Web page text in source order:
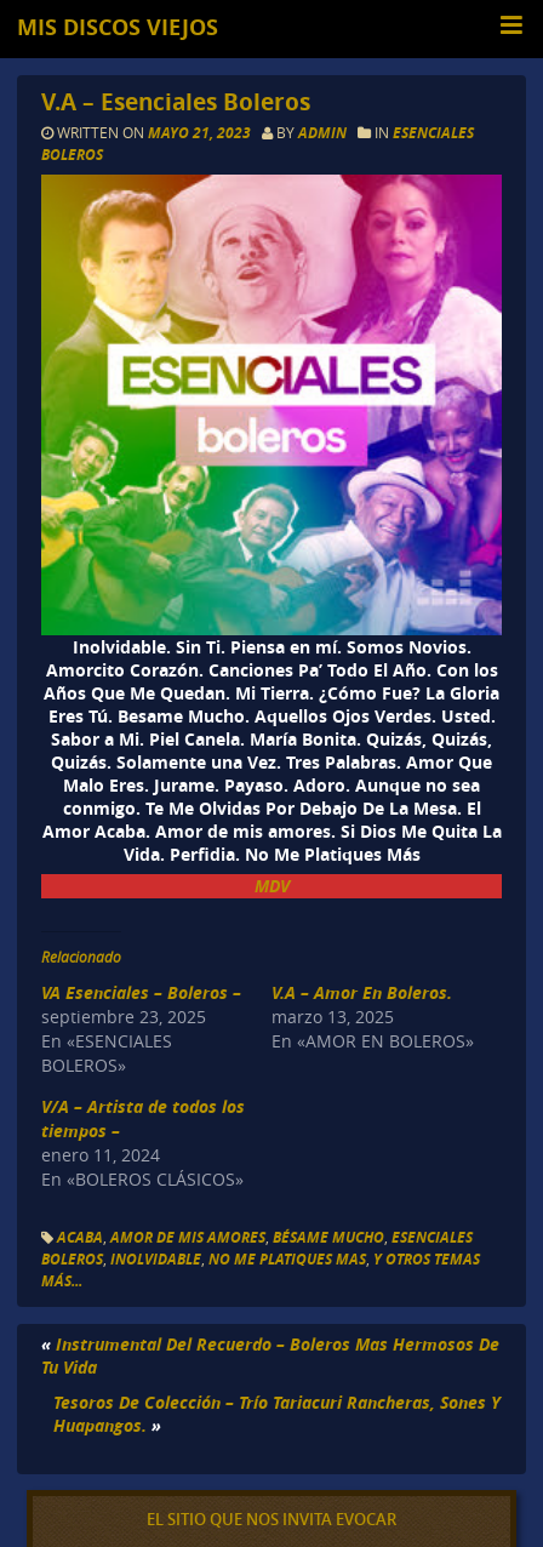
MIS DISCOS VIEJOS
V.A – Esenciales Boleros
WRITTEN ON MAYO 21, 2023 BYADMIN IN ESENCIALES
BOLEROS
Inolvidable. Sin Ti. Piensa en mí. Somos Novios.
Amorcito Corazón. Canciones Pa’ Todo El Año. Con los
Años Que Me Quedan. Mi Tierra. ¿Cómo Fue? La Gloria
Eres Tú. Besame Mucho. Aquellos Ojos Verdes. Usted.
Sabor a Mi. Piel Canela. María Bonita. Quizás, Quizás,
Quizás. Solamente una Vez. Tres Palabras. Amor Que
Malo Eres. Jurame. Payaso. Adoro. Aunque no sea
conmigo. Te Me Olvidas Por Debajo De La Mesa. El
Amor Acaba. Amor de mis amores. Si Dios Me Quita La
Vida. Perfidia. No Me Platiques Más
MDV
Relacionado
VA Esenciales – Boleros –
septiembre 23, 2025
En «ESENCIALES
BOLEROS»
V.A – Amor En Boleros.
marzo 13, 2025
En «AMOR EN BOLEROS»
V/A – Artista de todos los
tiempos –
enero 11, 2024
En «BOLEROS CLÁSICOS»
ACABA AMOR DE MIS AMORES, BÉSAME MUCHO, ESENCIALES
BOLEROS, INOLVIDABLE, NO ME PLATIQUES MAS, Y OTROS TEMAS
MÁS...
« Instrumental Del Recuerdo – Boleros Mas Hermosos De
Tu Vida
Tesoros De Colección – Trío Tariacuri Rancheras, Sones Y
Huapangos. »
EL SITIO QUE NOS INVITA EVOCAR